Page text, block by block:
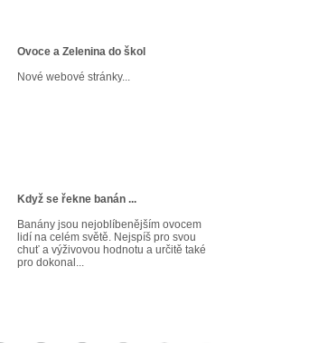
Ovoce a Zelenina do škol
Nové webové stránky...
Když se řekne banán ...
Banány jsou nejoblíbenějším ovocem
lidí na celém světě. Nejspíš pro svou
chuť a výživovou hodnotu a určitě také
pro dokonal...